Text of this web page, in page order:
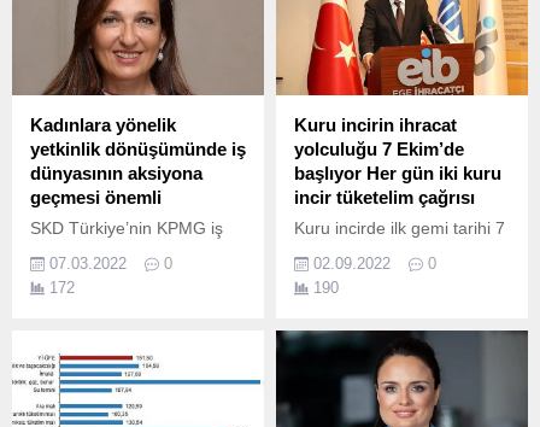
Kadınlara yönelik
yetkinlik dönüşümünde iş
dünyasının aksiyona
geçmesi önemli
SKD Türkiye’nin KPMG iş
“İşin Geleceği ve Kadın
İstihdamı Projesi”nin baz
07.03.2022
0
172
Kuru incirin ihracat
yolculuğu 7 Ekim’de
başlıyor Her gün iki kuru
incir tüketelim çağrısı
Kuru incirde ilk gemi tarihi 7
dinlerde kutsal meyve
olarak tanımlanan, Noel
Cennet meyvesi kuru incirin
ihracat yolculuğu 7 Ekim
2022 Cuma günü
başlayacak.
02.09.2022
0
190